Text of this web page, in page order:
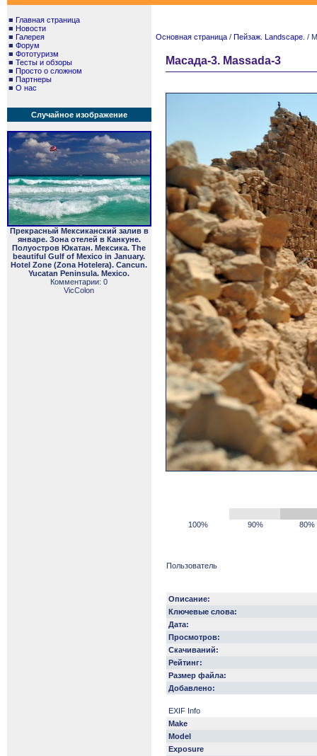
■ Главная страница
■ Новости
■ Галерея
■ Форум
■ Фототуризм
■ Тесты и обзоры
■ Просто о сложном
■ Партнеры
■ О нас
Случайное изображение
Прекрасный Мексиканский залив в
январе. Зона отелей в Канкуне.
Полуостров Юкатан. Мексика. The
beautiful Gulf of Mexico in January.
Hotel Zone (Zona Hotelera). Cancun.
Yucatan Peninsula. Mexico.
Комментарии: 0
VicColon
Основная страница / Пейзаж. Landscape. /
Масада-3. Massada-3
100% 90% 80%
Пользователь
Описание:
Ключевые слова:
Дата:
Просмотров:
Скачиваний:
Рейтинг:
Размер файла:
Добавлено:
EXIF Info
Make
Model
Exposure